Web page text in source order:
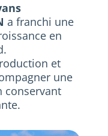
a franchi une
en
et
une
conservant